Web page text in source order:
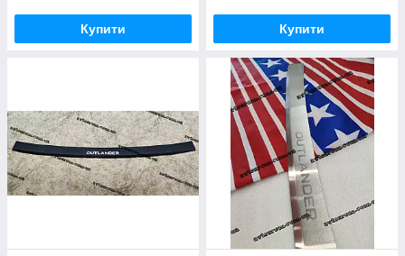
Купити Купити